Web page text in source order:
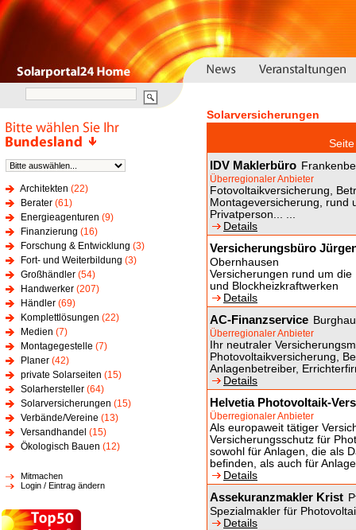
Architekten (22)
Berater (61)
Energieagenturen (9)
Finanzierung (16)
Forschung & Entwicklung (3)
Fort- und Weiterbildung (3)
Großhändler (54)
Handwerker (207)
Händler (69)
Komplettlösungen (22)
Medien (7)
Montagegestelle (7)
Planer (42)
private Solarseiten (15)
Solarhersteller (64)
Solarversicherungen (15)
Verbände/Vereine (13)
Versandhandel (15)
Ökologisch Bauen (12)
Mitmachen
Login / Eintrag ändern
Solarversicherungen
IDV Maklerbüro
Überregionaler Anbieter
Fotovoltaikversicherung,
Montageversicherung, rund
Privatperson... ...
Details
Versicherungsbüro
Obernhausen
Versicherungen rund um
und Blockheizkraftwerken
Details
AC-Finanzservice
Überregionaler Anbieter
Ihr neutraler
Photovoltaikversicherung,
Anlagenbetreiber,
Details
Helvetia Photovoltaik-
Überregionaler Anbieter
Als europaweit tätiger
Versicherungsschutz für
sowohl für Anlagen, die als
befinden, als auch für
Details
Assekuranzmakler Krist
Spezialmakler für
Details